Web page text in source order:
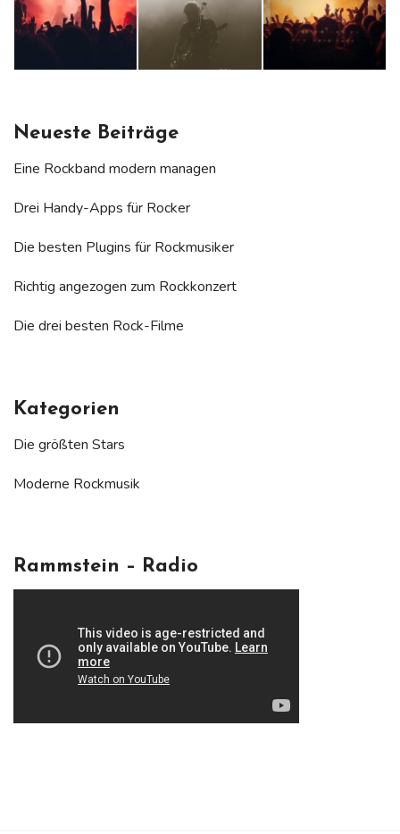
Neueste Beiträge
Eine Rockband modern managen
Drei Handy-Apps für Rocker
Die besten Plugins für Rockmusiker
Richtig angezogen zum Rockkonzert
Die drei besten Rock-Filme
Kategorien
Die größten Stars
Moderne Rockmusik
Rammstein – Radio